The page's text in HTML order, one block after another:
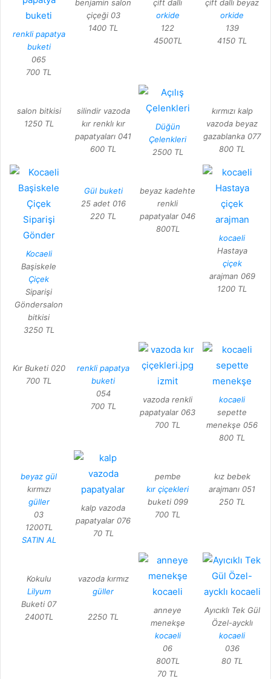
renkli papatya
buketi
065
700 TL
benjamin salon
çiçeği 03
1400 TL
çift dallı
orkide
122
4500TL
çift dallı beyaz
orkide
139
4150 TL
salon bitkisi
1250 TL
silindir vazoda
kır renklı kır
papatyaları 041
600 TL
Düğün
Çelenkleri
2500 TL
kırmızı kalp
vazoda beyaz
gazablanka 077
800 TL
Kocaeli
Başiskele
Çiçek
Siparişi
Göndersalon
bitkisi
3250 TL
Gül buketi
25 adet 016
220 TL
beyaz kadehte
renkli
papatyalar 046
800TL
kocaeli
Hastaya
çiçek
arajman 069
1200 TL
Kır Buketi 020
700 TL
renkli papatya
buketi
054
700 TL
vazoda renkli
papatyalar 063
700 TL
kocaeli
sepette
menekşe 056
800 TL
beyaz gül
kırmızı
güller
03
1200TL
SATIN AL
kalp vazoda
papatyalar 076
70 TL
pembe
kır çiçekleri
buketi 099
700 TL
kız bebek
arajmanı 051
250 TL
Kokulu
Lilyum
Buketi 07
2400TL
vazoda kırmız
güller
2250 TL
anneye
menekşe
kocaeli
06
800TL
70 TL
Ayıcıklı Tek Gül
Özel-aycklı
kocaeli
036
80 TL